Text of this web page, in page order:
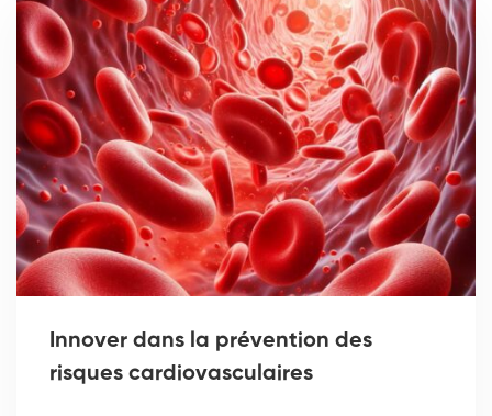
Innover dans la prévention des
risques cardiovasculaires